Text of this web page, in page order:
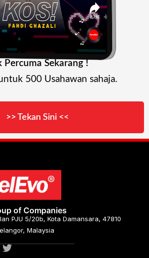
Percuma Sekarang !
500 Usahawan sahaja.
>> Tekan Sini <<
of Companies
PJU 5/20b, Kota Damansara, 47810
Malaysia